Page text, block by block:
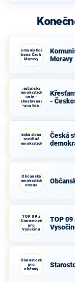
Komunistická
strana Čech a
Moravy
Moravy
Křesťanská a
demokratická
unie -
Československá
strana lidová
-
Česká strana
sociálně
demokratická
Česká
Občanská
demokratická
strana
TOP 09 a
Starostové
pro
Vysočinu
TOP 09
Starostové
pro
občany